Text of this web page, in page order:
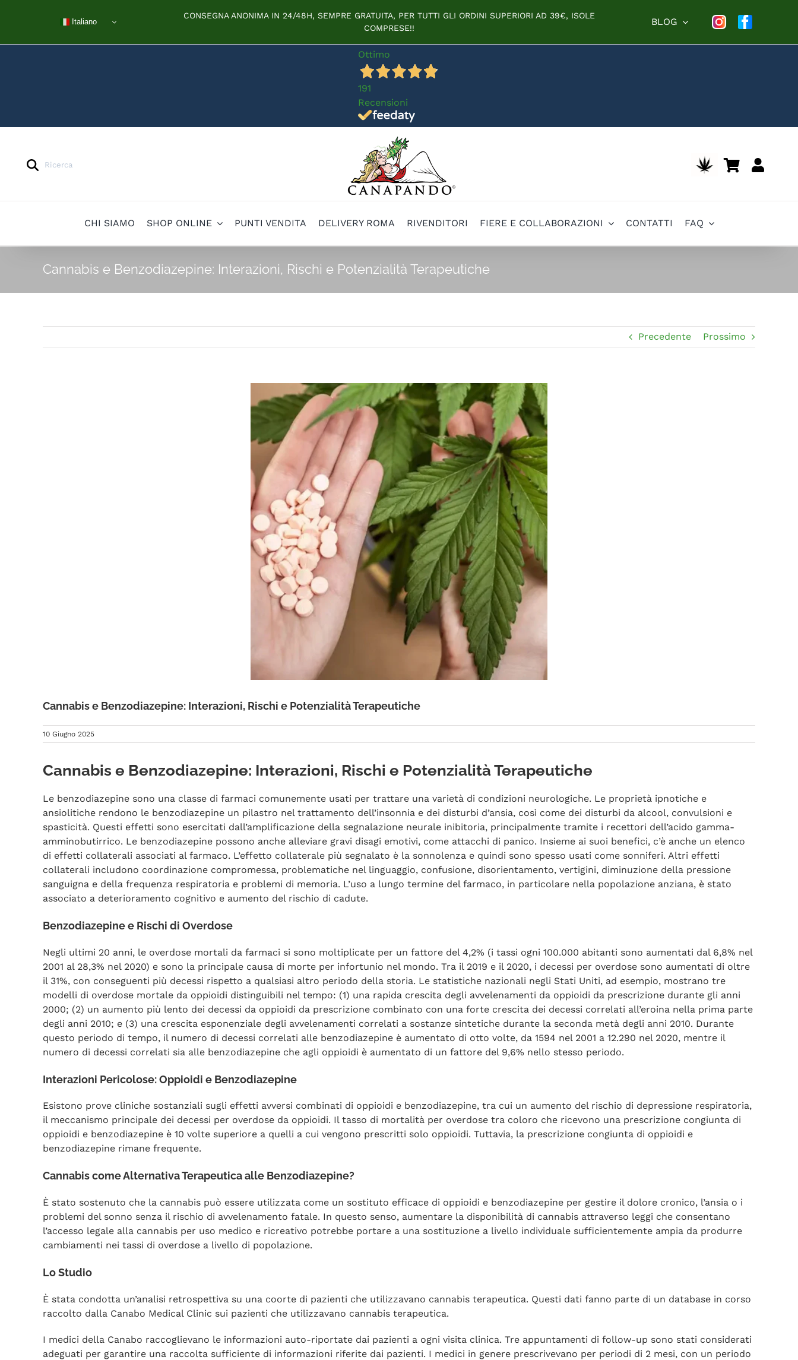
Italiano
CONSEGNA ANONIMA IN 24/48H, SEMPRE GRATUITA, PER TUTTI GLI ORDINI SUPERIORI AD 39€, ISOLE
COMPRESE!!
BLOG
Ottimo
191
Recensioni
Products
search
CHI SIAMO SHOP ONLINE PUNTI VENDITA DELIVERY ROMA RIVENDITORI FIERE E COLLABORAZIONI CONTATTI FAQ
Cannabis e Benzodiazepine: Interazioni, Rischi e Potenzialità Terapeutiche
Precedente Prossimo
Cannabis e Benzodiazepine: Interazioni, Rischi e Potenzialità Terapeutiche
10 Giugno 2025
Cannabis e Benzodiazepine: Interazioni, Rischi e Potenzialità Terapeutiche
Le benzodiazepine sono una classe di farmaci comunemente usati per trattare una varietà di condizioni neurologiche. Le proprietà ipnotiche e
ansiolitiche rendono le benzodiazepine un pilastro nel trattamento dell’insonnia e dei disturbi d’ansia, così come dei disturbi da alcool, convulsioni e
spasticità. Questi effetti sono esercitati dall’amplificazione della segnalazione neurale inibitoria, principalmente tramite i recettori dell’acido gamma-
amminobutirrico. Le benzodiazepine possono anche alleviare gravi disagi emotivi, come attacchi di panico. Insieme ai suoi benefici, c’è anche un elenco
di effetti collaterali associati al farmaco. L’effetto collaterale più segnalato è la sonnolenza e quindi sono spesso usati come sonniferi. Altri effetti
collaterali includono coordinazione compromessa, problematiche nel linguaggio, confusione, disorientamento, vertigini, diminuzione della pressione
sanguigna e della frequenza respiratoria e problemi di memoria. L’uso a lungo termine del farmaco, in particolare nella popolazione anziana, è stato
associato a deterioramento cognitivo e aumento del rischio di cadute.
Benzodiazepine e Rischi di Overdose
Negli ultimi 20 anni, le overdose mortali da farmaci si sono moltiplicate per un fattore del 4,2% (i tassi ogni 100.000 abitanti sono aumentati dal 6,8% nel
2001 al 28,3% nel 2020) e sono la principale causa di morte per infortunio nel mondo. Tra il 2019 e il 2020, i decessi per overdose sono aumentati di oltre
il 31%, con conseguenti più decessi rispetto a qualsiasi altro periodo della storia. Le statistiche nazionali negli Stati Uniti, ad esempio, mostrano tre
modelli di overdose mortale da oppioidi distinguibili nel tempo: (1) una rapida crescita degli avvelenamenti da oppioidi da prescrizione durante gli anni
2000; (2) un aumento più lento dei decessi da oppioidi da prescrizione combinato con una forte crescita dei decessi correlati all’eroina nella prima parte
degli anni 2010; e (3) una crescita esponenziale degli avvelenamenti correlati a sostanze sintetiche durante la seconda metà degli anni 2010. Durante
questo periodo di tempo, il numero di decessi correlati alle benzodiazepine è aumentato di otto volte, da 1594 nel 2001 a 12.290 nel 2020, mentre il
numero di decessi correlati sia alle benzodiazepine che agli oppioidi è aumentato di un fattore del 9,6% nello stesso periodo.
Interazioni Pericolose: Oppioidi e Benzodiazepine
Esistono prove cliniche sostanziali sugli effetti avversi combinati di oppioidi e benzodiazepine, tra cui un aumento del rischio di depressione respiratoria,
il meccanismo principale dei decessi per overdose da oppioidi. Il tasso di mortalità per overdose tra coloro che ricevono una prescrizione congiunta di
oppioidi e benzodiazepine è 10 volte superiore a quelli a cui vengono prescritti solo oppioidi. Tuttavia, la prescrizione congiunta di oppioidi e
benzodiazepine rimane frequente.
Cannabis come Alternativa Terapeutica alle Benzodiazepine?
È stato sostenuto che la cannabis può essere utilizzata come un sostituto efficace di oppioidi e benzodiazepine per gestire il dolore cronico, l’ansia o i
problemi del sonno senza il rischio di avvelenamento fatale. In questo senso, aumentare la disponibilità di cannabis attraverso leggi che consentano
l’accesso legale alla cannabis per uso medico e ricreativo potrebbe portare a una sostituzione a livello individuale sufficientemente ampia da produrre
cambiamenti nei tassi di overdose a livello di popolazione.
Lo Studio
È stata condotta un’analisi retrospettiva su una coorte di pazienti che utilizzavano cannabis terapeutica. Questi dati fanno parte di un database in corso
raccolto dalla Canabo Medical Clinic sui pazienti che utilizzavano cannabis terapeutica.
I medici della Canabo raccoglievano le informazioni auto-riportate dai pazienti a ogni visita clinica. Tre appuntamenti di follow-up sono stati considerati
adeguati per garantire una raccolta sufficiente di informazioni riferite dai pazienti. I medici in genere prescrivevano per periodi di 2 mesi, con un periodo